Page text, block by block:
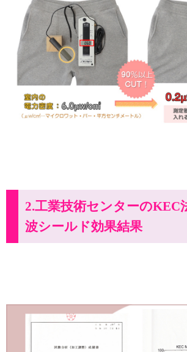
2.工業技術センターのKEC
波シールド効果結果